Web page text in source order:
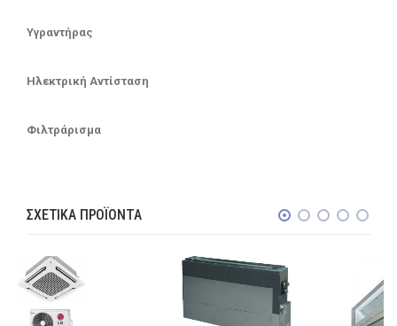
Υγραντήρας
Ηλεκτρική Αντίσταση
Φιλτράρισμα
ΣΧΕΤΙΚΆ ΠΡΟΪΌΝΤΑ